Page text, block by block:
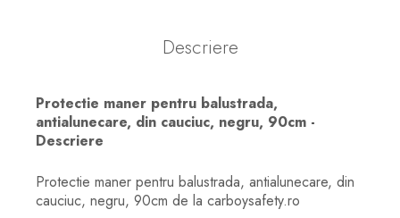
Descriere
Protectie maner pentru balustrada,
antialunecare, din cauciuc, negru, 90cm -
Descriere
Protectie maner pentru balustrada, antialunecare, din
cauciuc, negru, 90cm de la carboysafety.ro